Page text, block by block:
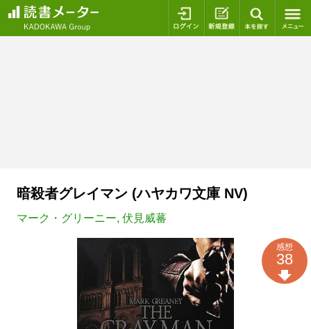
ログイン 新規登録
暗殺者グレイマン (ハヤカワ文庫 NV)
マーク・グリーニー, 伏見威蕃
感想
38